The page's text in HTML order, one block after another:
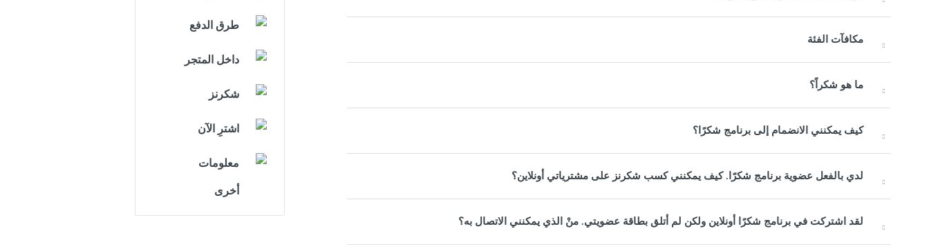
مكافآت الفئة
ما هو شكراً؟
كيف يمكنني الانضمام إلى برنامج شكرًا؟
لدي بالفعل عضوية برنامج شكرًا. كيف يمكنني كسب شكرنز على مشترياتي أونلاين؟
لقد اشتركت في برنامج شكرًا أونلاين ولكن لم أتلق بطاقة عضويتي. منْ الذي يمكنني الاتصال به؟
طرق الدفع
داخل المتجر
شكرنز
اشترِ الآن
معلومات
أخرى